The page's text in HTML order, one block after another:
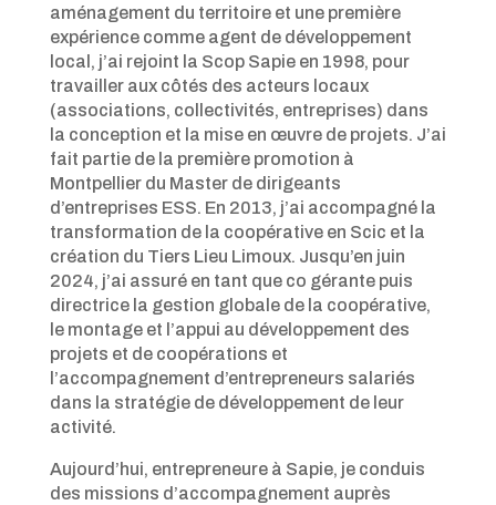
aménagement du territoire et une première
expérience comme agent de développement
local, j’ai rejoint la Scop Sapie en 1998, pour
travailler aux côtés des acteurs locaux
(associations, collectivités, entreprises) dans
la conception et la mise en œuvre de projets. J’ai
fait partie de la première promotion à
Montpellier du Master de dirigeants
d’entreprises ESS. En 2013, j’ai accompagné la
transformation de la coopérative en Scic et la
création du Tiers Lieu Limoux. Jusqu’en juin
2024, j’ai assuré en tant que co gérante puis
directrice la gestion globale de la coopérative,
le montage et l’appui au développement des
projets et de coopérations et
l’accompagnement d’entrepreneurs salariés
dans la stratégie de développement de leur
activité.
Aujourd’hui, entrepreneure à Sapie, je conduis
des missions d’accompagnement auprès